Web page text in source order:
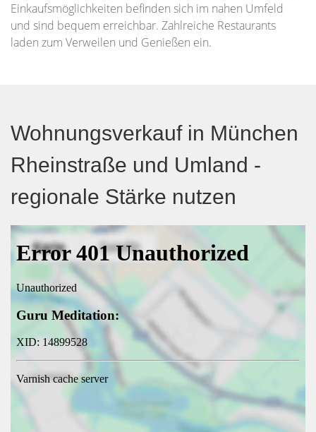
Einkaufsmöglichkeiten befinden sich im nahen Umfeld
und sind bequem erreichbar. Zahlreiche Restaurants
laden zum Verweilen und Genießen ein.
Wohnungsverkauf in München
Rheinstraße und Umland -
regionale Stärke nutzen